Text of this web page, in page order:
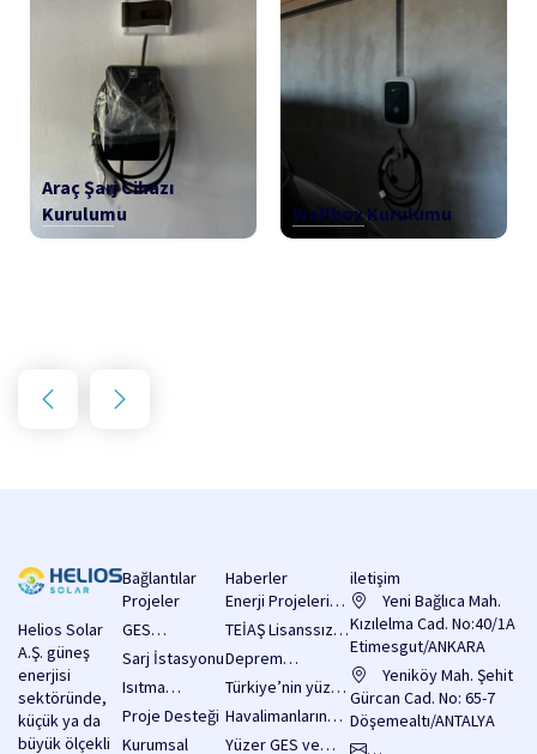
Araç Şarj Cihazı
Kurulumu
Wallbox Kurulumu
Helios Solar
A.Ş. güneş
enerjisi
sektöründe,
küçük ya da
büyük ölçekli
Bağlantılar
Projeler
GES
Sistemleri
Sarj İstasyonu
Isıtma
Sistemleri
Proje Desteği
Kurumsal
Haberler
Enerji Projelerine
2 Milyar Dolarlık
Kredi
Sağlanacak!
TEİAŞ Lisanssız
Elektrik Üretimi
Yatırım
Başvuruları İçin
3.750 MW’lık
Kapasite Hakkı
Deprem
Bölgesinde
Yenilenebilir
Enerji
Yatırımlarına
Türkiye’nin yüzer
GES potansiyeli
Havalimanlarında
enerji verimliliği
Yüzer GES ve
iletişim
Yeni Bağlıca Mah.
Kızılelma Cad. No:40/1A
Etimesgut/ANKARA
Yeniköy Mah. Şehit
Gürcan Cad. No: 65-7
Döşemealtı/ANTALYA